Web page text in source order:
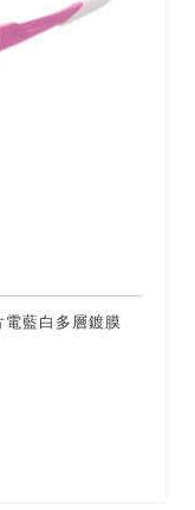
黃多層鍍膜